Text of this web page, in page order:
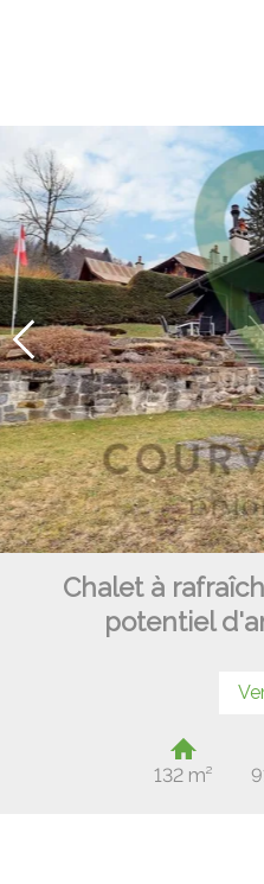
Chalet à
potentiel
132 m²